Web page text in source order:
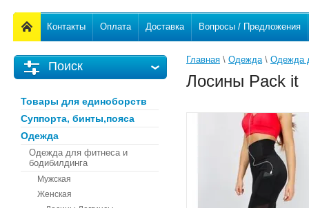
Контакты Оплата Доставка Вопросы / Предложения
Поиск
Товары для единоборств
Суппорта, бинты,пояса
Одежда
Одежда для фитнеса и
бодибилдинга
Мужская
Женская
Главная \ Одежда \ Одежда
Лосины Pack it